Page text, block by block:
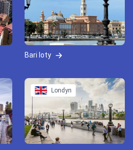
Bari loty
Londyn